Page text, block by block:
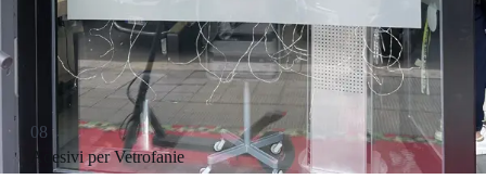
08
Adesivi per Vetrofanie